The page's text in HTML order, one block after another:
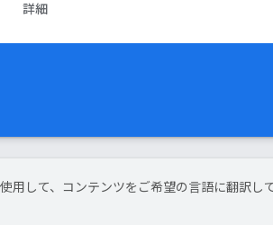
詳細
用して、コンテンツをご希望の言語に翻訳し